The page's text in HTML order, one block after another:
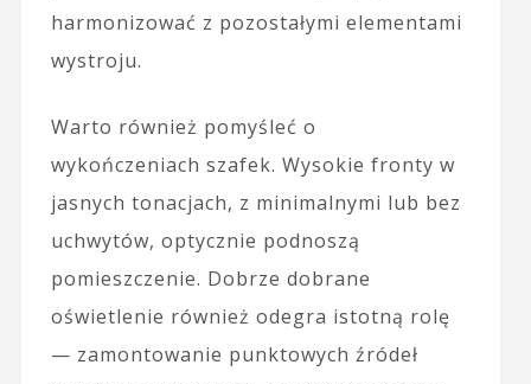
harmonizować z pozostałymi elementami
wystroju.
Warto również pomyśleć o
wykończeniach szafek. Wysokie fronty w
jasnych tonacjach, z minimalnymi lub bez
uchwytów, optycznie podnoszą
pomieszczenie. Dobrze dobrane
oświetlenie również odegra istotną rolę
— zamontowanie punktowych źródeł